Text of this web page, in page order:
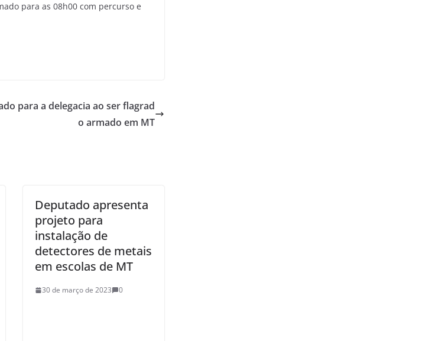
para as 08h00 com percurso e
para a delegacia ao ser flagrad
o armado em MT
Deputado apresenta
projeto para
instalação de
detectores de metais
em escolas de MT
30 de março de 2023 0